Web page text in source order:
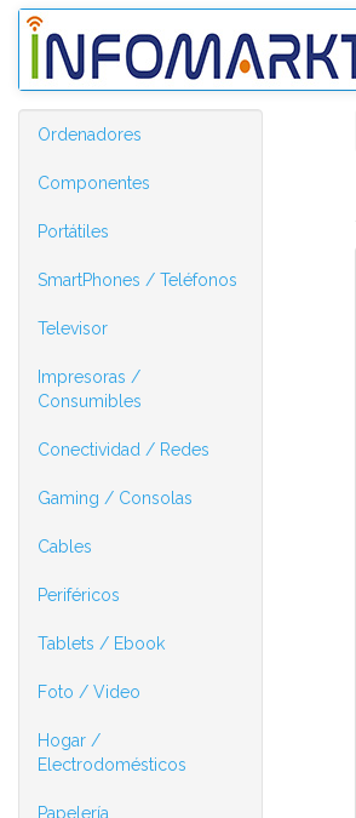
Ordenadores
Componentes
Portátiles
SmartPhones / Teléfonos
Televisor
Impresoras /
Consumibles
Conectividad / Redes
Gaming / Consolas
Cables
Periféricos
Tablets / Ebook
Foto / Video
Hogar /
Electrodomésticos
Papelería